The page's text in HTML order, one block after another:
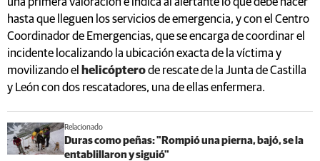
hasta que lleguen los servicios de emergencia, y con el Centro
Coordinador de Emergencias, que se encarga de coordinar el
incidente localizando la ubicación exacta de la víctima y
movilizando el helicópterode rescate de la Junta de Castilla
y León con dos rescatadores, una de ellas enfermera.
Relacionado
Duras como peñas: "Rompió una pierna, bajó, se la
entablillaron y siguió"